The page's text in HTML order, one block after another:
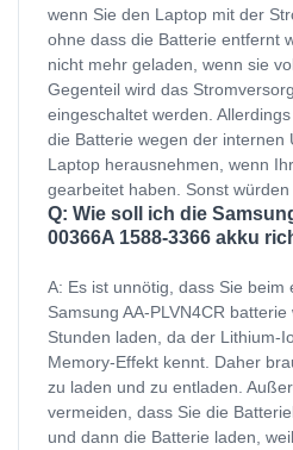
wenn Sie den Laptop mit der
ohne dass die Batterie entfernt
nicht mehr geladen, wenn sie
Gegenteil wird das
eingeschaltet werden.
die Batterie wegen der internen
Laptop herausnehmen, wenn
gearbeitet haben. Sonst würden
Q: Wie soll ich die
00366A 1588-3366 akku
A: Es ist unnötig, dass Sie beim
Samsung AA-PLVN4CR
Stunden laden, da der Lithium-
Memory-Effekt kennt. Daher
zu laden und zu entladen.
vermeiden, dass Sie die
und dann die Batterie laden,